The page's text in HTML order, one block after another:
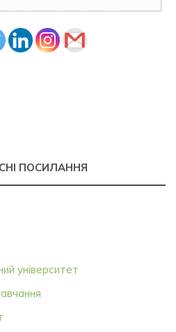
ПОСИЛАННЯ
університет